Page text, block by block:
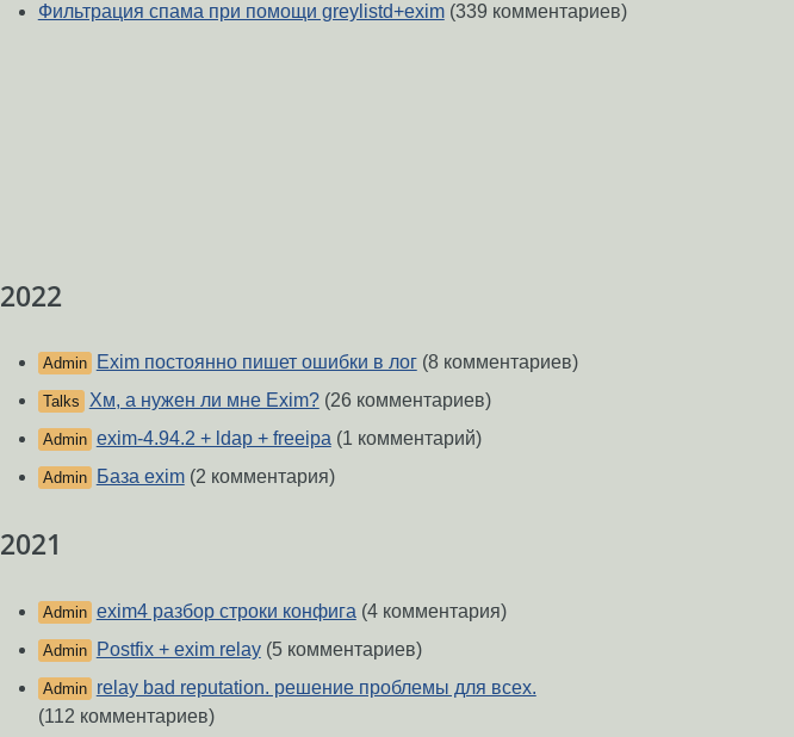
Фильтрация спама при помощи greylistd+exim(339 комментариев)
2022
Admin Exim постоянно пишет ошибки в лог(8 комментариев)
Talks Хм, а нужен ли мне Exim?(26 комментариев)
Admin exim-4.94.2 + ldap + freeipa (1 комментарий)
Admin База exim(2 комментария)
2021
Admin exim4 разбор строки конфига (4 комментария)
Admin Postfix + exim relay(5 комментариев)
Admin
relay bad reputation. решение проблемы для всех.
(112 комментариев)